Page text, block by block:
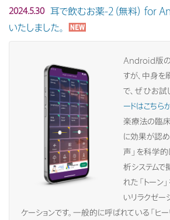
2024.5.30 耳で飲むお薬-2（無料） for
いたしました。
Android版の
すが、中身を
で、ぜひお試
ードはこちらか
楽療法の臨
に効果が認め
声」を科学的
析システム
れた「トーン
いリラクゼー
ケーションです。一般的に呼ばれている「ヒー